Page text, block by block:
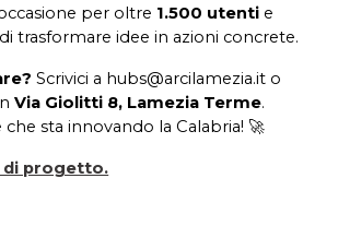
per oltre 1.500 utenti e
di trasformare idee in azioni concrete.
Scrivici a hubs@arcilamezia.it o
Via Giolitti 8, Lamezia Terme.
che sta innovando la Calabria! 🚀
di progetto.